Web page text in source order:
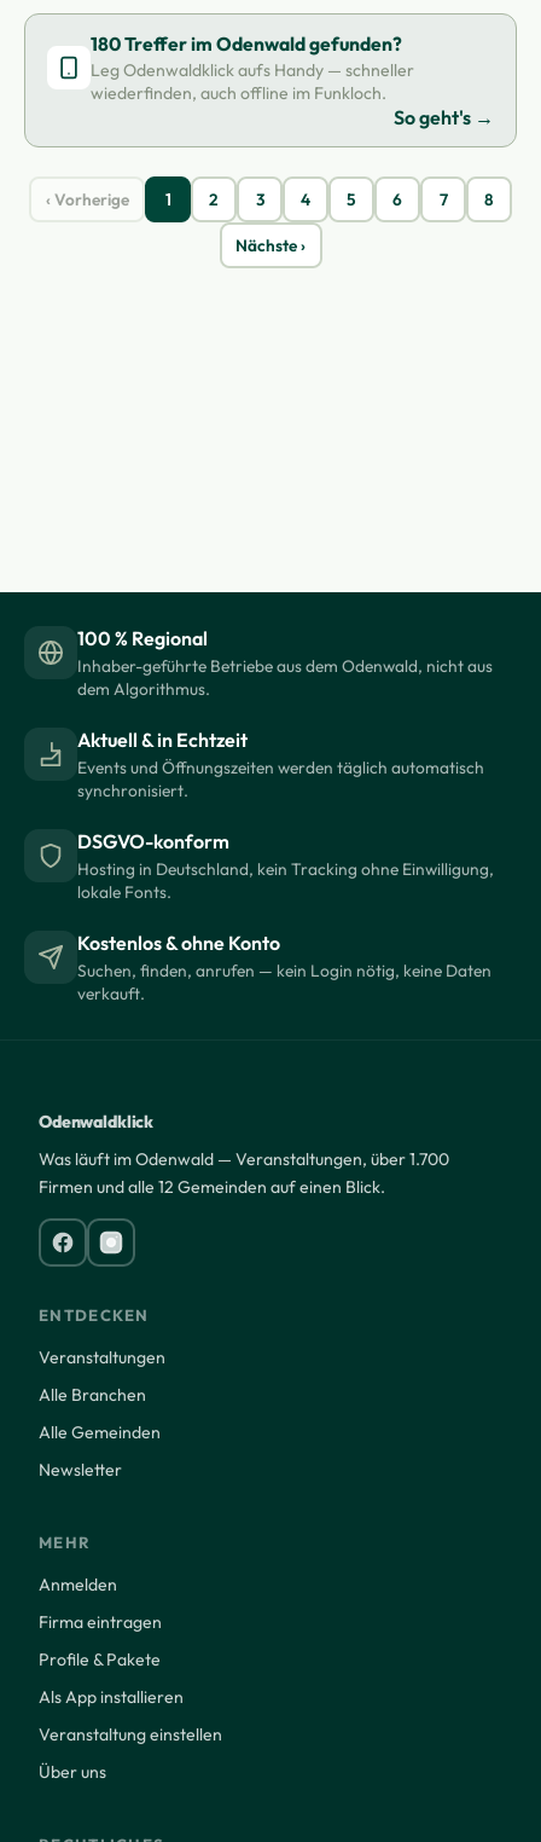
180 Treffer im Odenwald gefunden?
Leg Odenwaldklick aufs Handy — schneller
wiederfinden, auch offline im Funkloch.
So geht's →
‹ Vorherige 1 2 3 4 5 6 7 8
Nächste ›
100 % Regional
Inhaber-geführte Betriebe aus dem Odenwald, nicht aus
dem Algorithmus.
Aktuell & in Echtzeit
Events und Öffnungszeiten werden täglich automatisch
synchronisiert.
DSGVO-konform
Hosting in Deutschland, kein Tracking ohne Einwilligung,
lokale Fonts.
Kostenlos & ohne Konto
Suchen, finden, anrufen — kein Login nötig, keine Daten
verkauft.
Odenwaldklick
Was läuft im Odenwald — Veranstaltungen, über 1.700
Firmen und alle 12 Gemeinden auf einen Blick.
ENTDECKEN
Veranstaltungen
Alle Branchen
Alle Gemeinden
Newsletter
MEHR
Anmelden
Firma eintragen
Profile & Pakete
Als App installieren
Veranstaltung einstellen
Über uns